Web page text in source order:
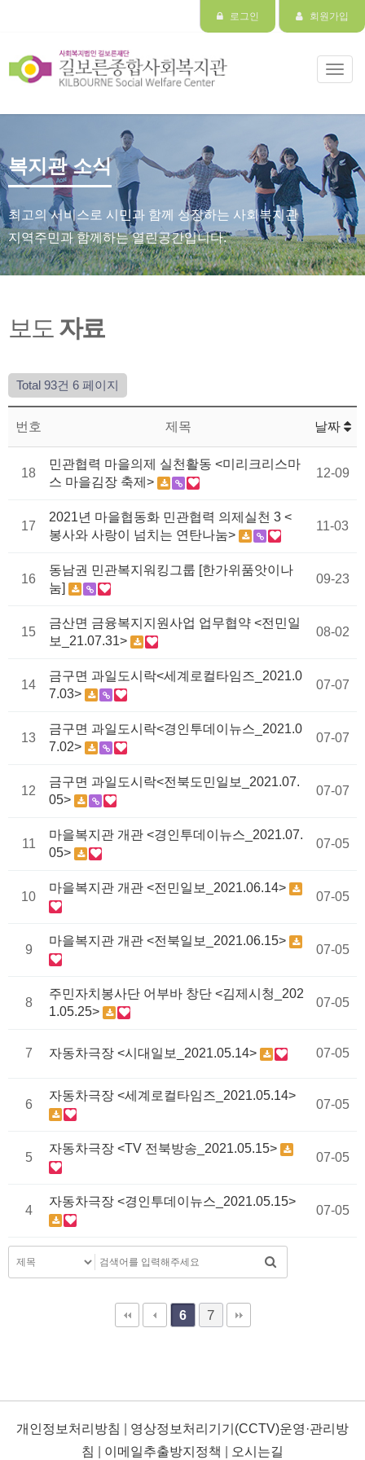
로그인 회원가입
복지관 소식
최고의 서비스로 시민과 함께 성장하는 사회복지관
지역주민과 함께하는 열린공간입니다.
보도 자료
Total 93건 6 페이지
번호 제목 날짜
18
민관협력 마을의제 실천활동 <미리크리스마
스 마을김장 축제>
12-09
17
2021년 마을협동화 민관협력 의제실천 3 <
봉사와 사랑이 넘치는 연탄나눔>
11-03
16
동남권 민관복지워킹그룹 [한가위품앗이나
눔]
09-23
15
금산면 금융복지지원사업 업무협약 <전민일
보_21.07.31>
08-02
14
금구면 과일도시락<세계로컬타임즈_2021.0
7.03>
07-07
13
금구면 과일도시락<경인투데이뉴스_2021.0
7.02>
07-07
12
금구면 과일도시락<전북도민일보_2021.07.
05>
07-07
11
마을복지관 개관 <경인투데이뉴스_2021.07.
05>
07-05
10
마을복지관 개관 <전민일보_2021.06.14>
07-05
9
마을복지관 개관 <전북일보_2021.06.15>
07-05
8
주민자치봉사단 어부바 창단 <김제시청_202
1.05.25>
07-05
7 자동차극장 <시대일보_2021.05.14> 07-05
6
자동차극장 <세계로컬타임즈_2021.05.14>
07-05
5
자동차극장 <TV 전북방송_2021.05.15>
07-05
4
자동차극장 <경인투데이뉴스_2021.05.15>
07-05
6 7
개인정보처리방침
영상정보처리기기(CCTV)운영·관리방
침
이메일추출방지정책 오시는길